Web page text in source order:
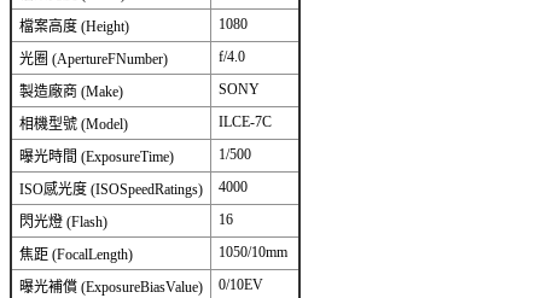
檔案高度 (Height) 1080
光圈 (ApertureFNumber) f/4.0
製造廠商 (Make) SONY
相機型號 (Model) ILCE-7C
曝光時間 (ExposureTime) 1/500
ISO感光度 (ISOSpeedRatings) 4000
閃光燈 (Flash) 16
焦距 (FocalLength) 1050/10mm
曝光補償 (ExposureBiasValue) 0/10EV